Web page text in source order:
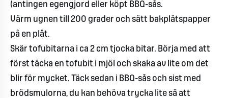
(antingen egengjord eller köpt BBQ-sås.
Värm ugnen till 200 grader och sätt bakplåtspapper
på en plåt.
Skär tofubitarna i ca 2 cm tjocka bitar. Börja med att
först täcka en tofubit i mjöl och skaka av lite om det
blir för mycket. Täck sedan i BBQ-sås och sist med
brödsmulorna, du kan behöva trycka lite så att